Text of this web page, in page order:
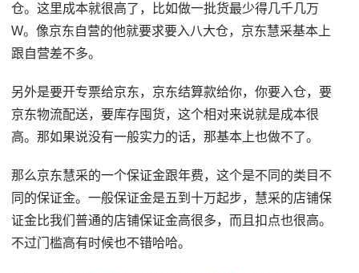
仓。这里成本就很高了，比如做一批货最少得几千几万
W。像京东自营的他就要求要入八大仓，京东慧采基本上
跟自营差不多。
另外是要开专票给京东，京东结算款给你，你要入仓，要
京东物流配送，要库存囤货，这个相对来说就是成本很
高。那如果说没有一般实力的话，那基本上也做不了。
那么京东慧采的一个保证金跟年费，这个是不同的类目不
同的保证金。一般保证金是五到十万起步，慧采的店铺保
证金比我们普通的店铺保证金高很多，而且扣点也很高。
不过门槛高有时候也不错哈哈。